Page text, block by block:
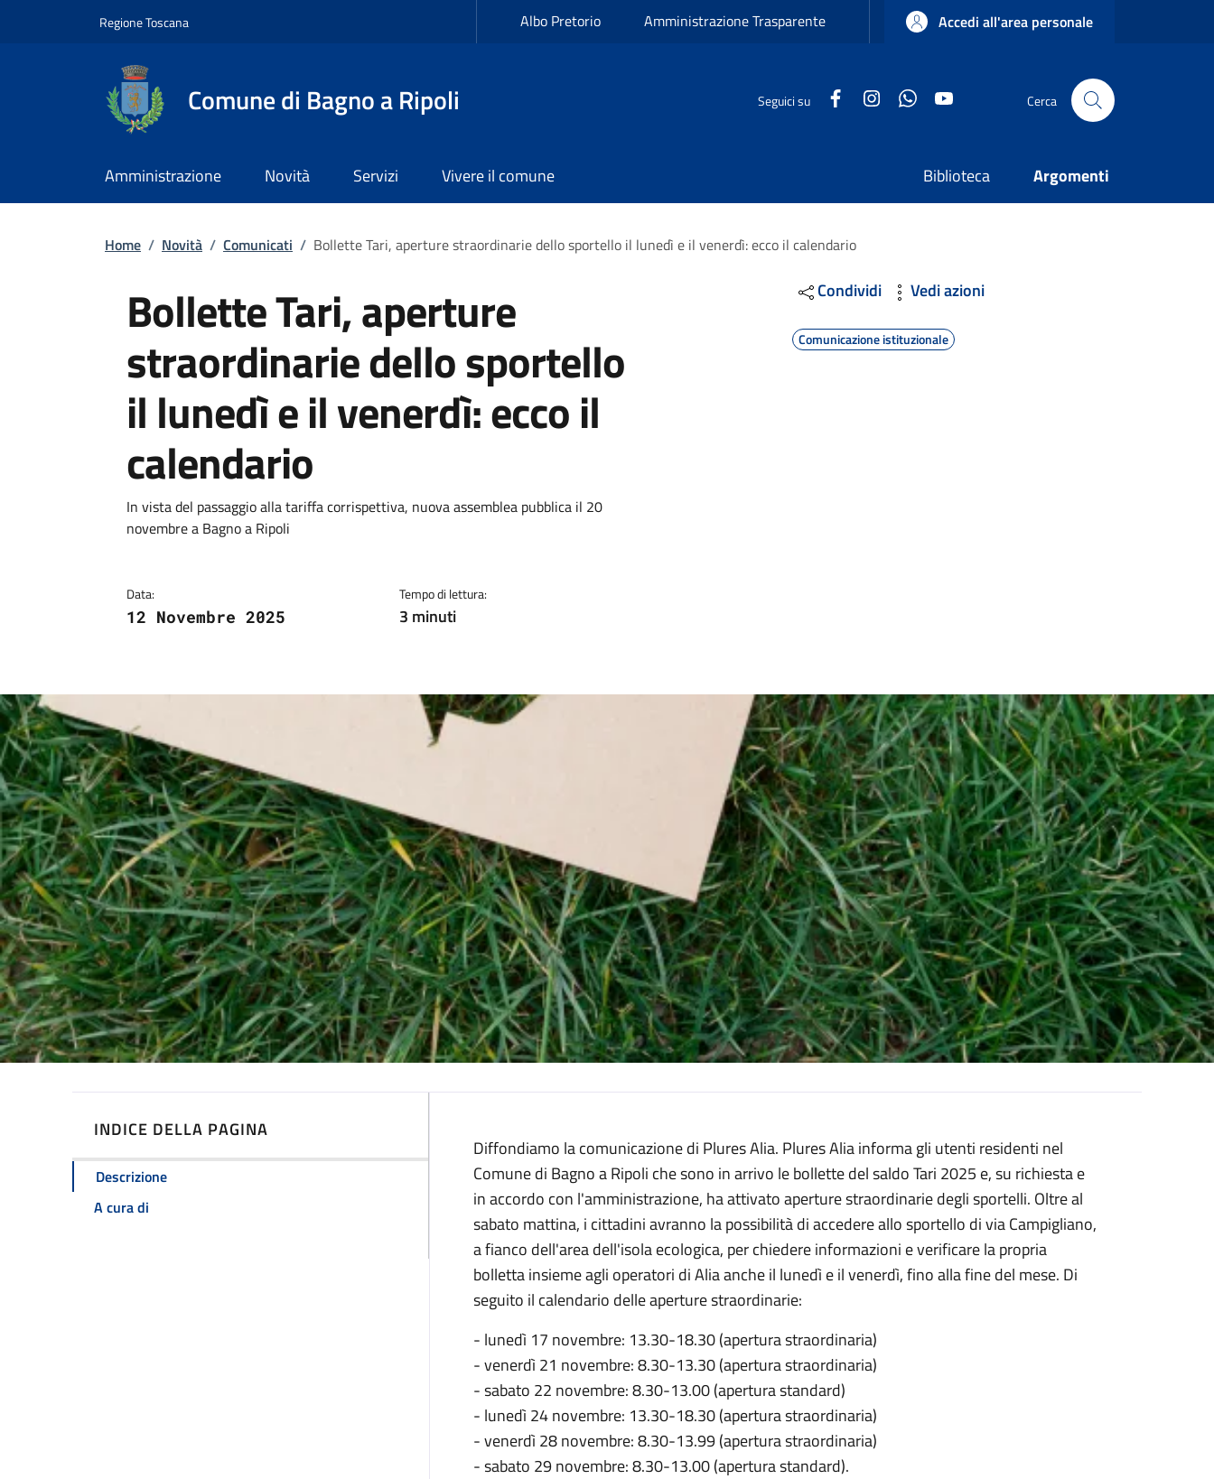
Regione ToscanaSlim top Albo Pretorio Amministrazione Trasparente Accedi all'area personale
Comune di Bagno a Ripoli Seguici su FacebookInstagramWhatsApp Cerca
Amministrazione Novità Servizi Vivere il comune Biblioteca Argomenti
Briciole di pane
Home / Novità / Comunicati / Bollette Tari, aperture straordinarie dello sportello il lunedì e il venerdì: ecco il calendario
Bollette Tari, aperture
straordinarie dello sportello
il lunedì e il venerdì: ecco il
calendario
Dettagli
Descrizione breve
In vista del passaggio alla tariffa corrispettiva, nuova assemblea pubblica il 20
novembre a Bagno a Ripoli
Data:
12 Novembre 2025
Tempo di lettura:
3 minuti
Condividi Vedi azioni
Comunicazione istituzionale
Image
INDICE DELLA PAGINA
Descrizione
A cura di
Descrizione
Diffondiamo la comunicazione di Plures Alia. Plures Alia informa gli utenti residenti nel
Comune di Bagno a Ripoli che sono in arrivo le bollette del saldo Tari 2025 e, su richiesta e
in accordo con l'amministrazione, ha attivato aperture straordinarie degli sportelli. Oltre al
sabato mattina, i cittadini avranno la possibilità di accedere allo sportello di via Campigliano,
a fianco dell'area dell'isola ecologica, per chiedere informazioni e verificare la propria
bolletta insieme agli operatori di Alia anche il lunedì e il venerdì, fino alla fine del mese. Di
seguito il calendario delle aperture straordinarie:
- lunedì 17 novembre: 13.30-18.30 (apertura straordinaria)
- venerdì 21 novembre: 8.30-13.30 (apertura straordinaria)
- sabato 22 novembre: 8.30-13.00 (apertura standard)
- lunedì 24 novembre: 13.30-18.30 (apertura straordinaria)
- venerdì 28 novembre: 8.30-13.99 (apertura straordinaria)
- sabato 29 novembre: 8.30-13.00 (apertura standard).